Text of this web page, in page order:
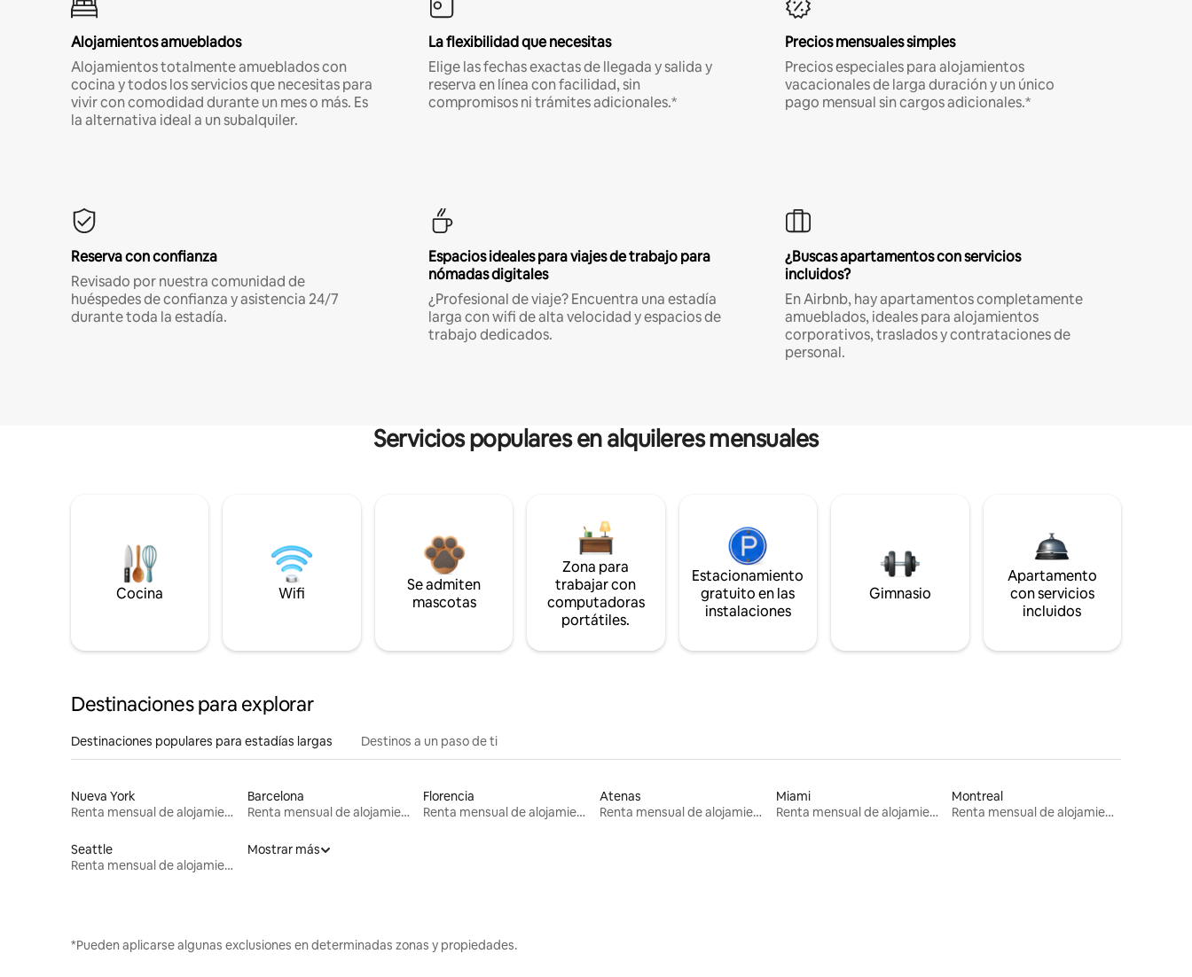
Alojamientos amueblados
Alojamientos totalmente amueblados con
cocina y todos los servicios que necesitas para
vivir con comodidad durante un mes o más. Es
la alternativa ideal a un subalquiler.
La flexibilidad que necesitas
Elige las fechas exactas de llegada y salida y
reserva en línea con facilidad, sin
compromisos ni trámites adicionales.*
Precios mensuales simples
Precios especiales para alojamientos
vacacionales de larga duración y un único
pago mensual sin cargos adicionales.*
Reserva con confianza
Revisado por nuestra comunidad de
huéspedes de confianza y asistencia 24/7
durante toda la estadía.
Espacios ideales para viajes de trabajo para
nómadas digitales
¿Profesional de viaje? Encuentra una estadía
larga con wifi de alta velocidad y espacios de
trabajo dedicados.
¿Buscas apartamentos con servicios
incluidos?
En Airbnb, hay apartamentos completamente
amueblados, ideales para alojamientos
corporativos, traslados y contrataciones de
personal.
Servicios populares en alquileres mensuales
Cocina Wifi
Se admiten
mascotas
Zona para
trabajar con
computadoras
portátiles.
Estacionamiento
gratuito en las
instalaciones
Gimnasio
Apartamento
con servicios
incluidos
Destinaciones para explorar
Destinaciones populares para estadías largas Destinos a un paso de ti
Nueva York
Renta mensual de alojamientos
Barcelona
Renta mensual de alojamientos
Florencia
Renta mensual de alojamientos
Atenas
Renta mensual de alojamientos
Miami
Renta mensual de alojamientos
Montreal
Renta mensual de alojamientos
Seattle
Renta mensual de alojamientos
Mostrar más
*Pueden aplicarse algunas exclusiones en determinadas zonas y propiedades.